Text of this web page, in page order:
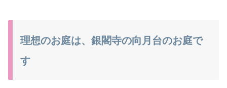
理想のお庭は、銀閣寺の向月台のお庭で
す